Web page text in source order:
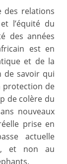
des relations
l’équité du
des années
est en
et de la
de savoir qui
protection de
de colère du
nouveaux
prise en
actuelle
et non au